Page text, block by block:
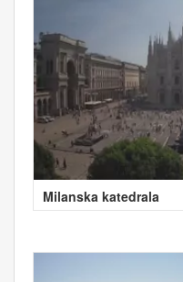
Milanska katedrala